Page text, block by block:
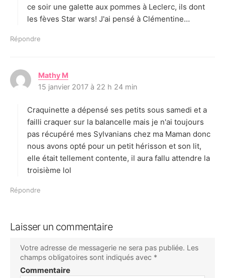
ce soir une galette aux pommes à Leclerc, ils dont
les fèves Star wars! J'ai pensé à Clémentine…
Répondre
Mathy M
i
:
15 janvier 2017 à 22 h 24 min
Craquinette a dépensé ses petits sous samedi et a
failli craquer sur la balancelle mais je n'ai toujours
pas récupéré mes Sylvanians chez ma Maman donc
nous avons opté pour un petit hérisson et son lit,
elle était tellement contente, il aura fallu attendre la
troisième lol
Répondre
Laisser un commentaire
Votre adresse de messagerie ne sera pas publiée. Les
champs obligatoires sont indiqués avec *
Commentaire